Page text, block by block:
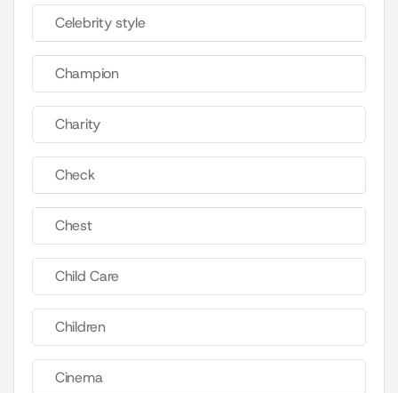
Celebrity style
Champion
Charity
Check
Chest
Child Care
Children
Cinema